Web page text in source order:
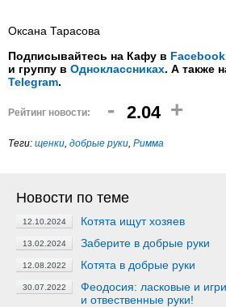
Оксана Тарасова
Подписывайтесь на Кафу в Facebook
и группу в Одноклассниках. А также
Telegram.
Рейтинг новости: - 2.04 +
Теги: щенки, добрые руки, Римма
Новости по теме
12.10.2024 Котята ищут хозяев
13.02.2024 Заберите в добрые руки
12.08.2022 Котята в добрые руки
30.07.2022
Феодосия: ласковые и
и отвественные руки!